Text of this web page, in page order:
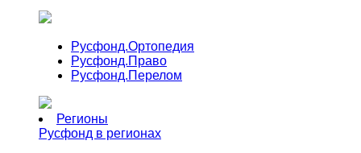
Русфонд.Ортопедия
Русфонд.Право
Русфонд.Перелом
Регионы
Русфонд в регионах